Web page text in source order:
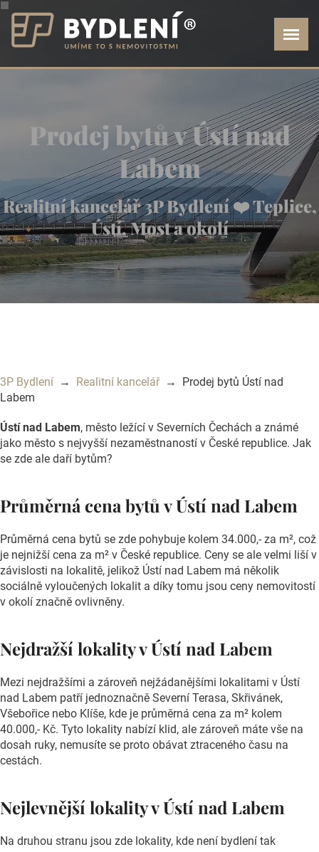
Prodej bytů v Ústí nad
Labem
Realitní kancelář 3P Bydlení ❤️ Teplice,
Ústí, Most a okolí
3P Bydlení → Realitní kancelář→ Prodej bytů Ústí nad
Labem
Ústí nad Labem, město ležící v Severních Čechách a známé
jako město s nejvyšší nezaměstnaností v České republice. Jak
se zde ale daří bytům?
Průměrná cena bytů v Ústí nad Labem
Průměrná cena bytů se zde pohybuje kolem 34.000,- za m², což
je nejnižší cena za m² v České republice. Ceny se ale velmi liší v
závislosti na lokalitě, jelikož Ústí nad Labem má několik
sociálně vyloučených lokalit a díky tomu jsou ceny nemovitostí
v okolí značně ovlivněny.
Nejdražší lokality v Ústí nad Labem
Mezi nejdražšími a zároveň nejžádanějšími lokalitami v Ústí
nad Labem patří jednoznačně Severní Terasa, Skřivánek,
Všebořice nebo Klíše, kde je průměrná cena za m² kolem
40.000,- Kč. Tyto lokality nabízí klid, ale zároveň máte vše na
dosah ruky, nemusíte se proto obávat ztraceného času na
cestách.
Nejlevnější lokality v Ústí nad Labem
Na druhou stranu jsou zde lokality, kde není bydlení tak